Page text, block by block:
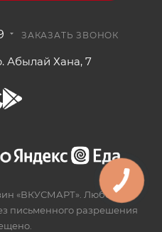
ЗАКАЗАТЬ ЗВОНОК
Абылай Хана, 7
«ВКУСМАРТ». Любое
письменного разрешения